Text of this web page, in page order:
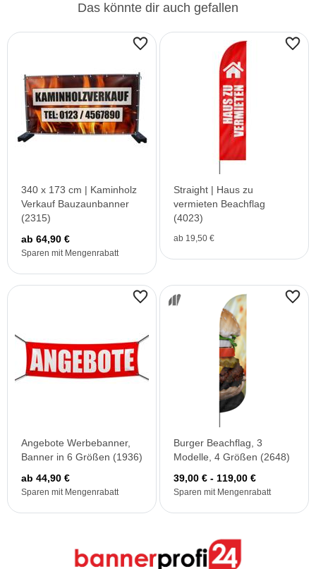
Das könnte dir auch gefallen
340 x 173 cm | Kaminholz
Verkauf Bauzaunbanner
(2315)
ab 64,90 €
Sparen mit Mengenrabatt
Straight | Haus zu
vermieten Beachflag
(4023)
ab 19,50 €
Angebote Werbebanner,
Banner in 6 Größen (1936)
ab 44,90 €
Sparen mit Mengenrabatt
Burger Beachflag, 3
Modelle, 4 Größen (2648)
39,00 € - 119,00 €
Sparen mit Mengenrabatt